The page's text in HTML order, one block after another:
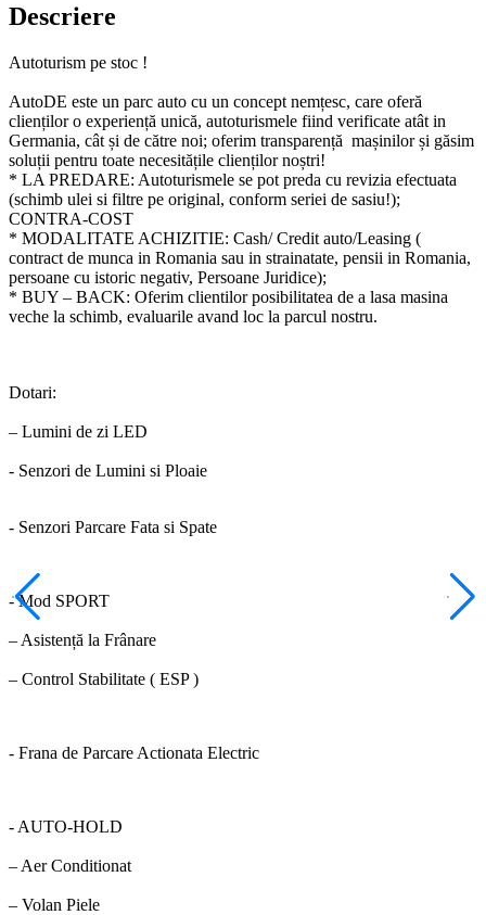
Descriere
Autoturism pe stoc !
AutoDE este un parc auto cu un concept nemțesc, care oferă
clienților o experiență unică, autoturismele fiind verificate atât in
Germania, cât și de către noi; oferim transparență mașinilor și găsim
soluții pentru toate necesitățile clienților noștri!
* LA PREDARE: Autoturismele se pot preda cu revizia efectuata
(schimb ulei si filtre pe original, conform seriei de sasiu!);
CONTRA-COST
* MODALITATE ACHIZITIE: Cash/ Credit auto/Leasing (
contract de munca in Romania sau in strainatate, pensii in Romania,
persoane cu istoric negativ, Persoane Juridice);
* BUY – BACK: Oferim clientilor posibilitatea de a lasa masina
veche la schimb, evaluarile avand loc la parcul nostru.
Dotari:
– Lumini de zi LED
- Senzori de Lumini si Ploaie
- Senzori Parcare Fata si Spate
- Mod SPORT
– Asistență la Frânare
– Control Stabilitate ( ESP )
- Frana de Parcare Actionata Electric
- AUTO-HOLD
– Aer Conditionat
– Volan Piele